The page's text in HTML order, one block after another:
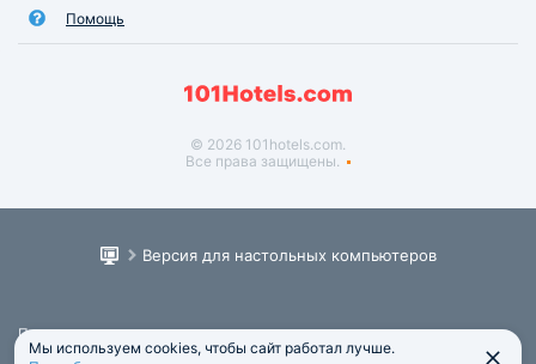
Помощь
© 2026 101hotels.com.
Все права защищены.
Версия для настольных компьютеров
Пользовательское соглашение
Юридическая информация
Мы используем cookies, чтобы сайт работал лучше.